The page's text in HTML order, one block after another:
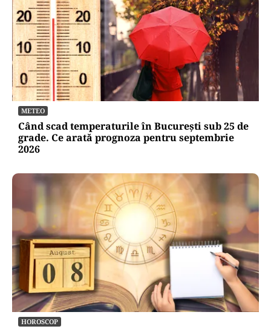
METEO
Când scad temperaturile în București sub 25 de
grade. Ce arată prognoza pentru septembrie
2026
HOROSCOP